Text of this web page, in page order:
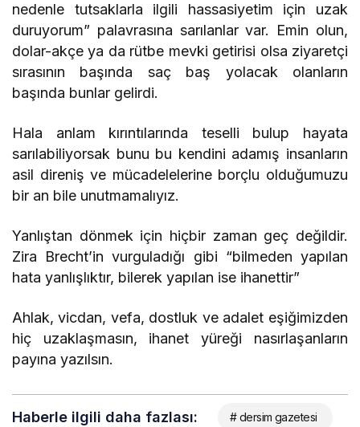
nedenle tutsaklarla ilgili hassasiyetim için uzak
duruyorum” palavrasına sarılanlar var. Emin olun,
dolar-akçe ya da rütbe mevki getirisi olsa ziyaretçi
sırasının başında saç baş yolacak olanların
başında bunlar gelirdi.
Hala anlam kırıntılarında teselli bulup hayata
sarılabiliyorsak bunu bu kendini adamış insanların
asil direniş ve mücadelelerine borçlu olduğumuzu
bir an bile unutmamalıyız.
Yanlıştan dönmek için hiçbir zaman geç değildir.
Zira Brecht’in vurguladığı gibi “bilmeden yapılan
hata yanlışlıktır, bilerek yapılan ise ihanettir”
Ahlak, vicdan, vefa, dostluk ve adalet eşiğimizden
hiç uzaklaşmasın, ihanet yüreği nasırlaşanların
payına yazılsın.
Haberle ilgili daha fazlası: # dersim gazetesi